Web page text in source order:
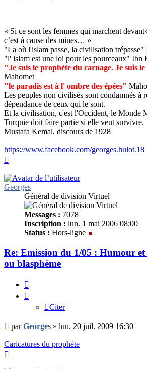
« Si ce sont les femmes qui marchent
c’est à cause des mines… »
"La où l'islam passe, la civilisation
"l' islam est une loi pour les pourceaux" Ibn
"Je suis le prophète du carnage. Je suis
Mahomet
"le paradis est à l' ombre des épées"
Les peuples non civilisés sont condamnés à
dépendance de ceux qui le sont.
Et la civilisation, c'est l'Occident, le Monde
Turquie doit faire partie si elle veut survivre.
Mustafa Kemal, discours de 1928
https://www.facebook.com/georges.hulot.18
Georges
Général de division Virtuel
Messages : 7078
Inscription : lun. 1 mai 2006 08:00
Status : Hors-ligne
Re: Emission du 1/05 : Humour
ou blasphème
Citer
Message
non
lu
parGeorges » lun. 20 juil. 2009 16:30
Caricatures du prophète